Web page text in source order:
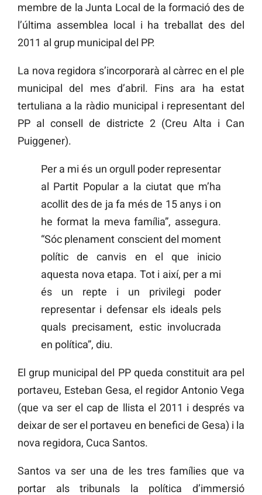
membre de la Junta Local de la formació des de
l’última assemblea local i ha treballat des del
2011 al grup municipal del PP.
La nova regidora s’incorporarà al càrrec en el ple
municipal del mes d’abril. Fins ara ha estat
tertuliana a la ràdio municipal i representant del
PP al consell de districte 2 (Creu Alta i Can
Puiggener).
Per a mi és un orgull poder representar
al Partit Popular a la ciutat que m’ha
acollit des de ja fa més de 15 anys i on
he format la meva família”, assegura.
“Sóc plenament conscient del moment
polític de canvis en el que inicio
aquesta nova etapa. Tot i així, per a mi
és un repte i un privilegi poder
representar i defensar els ideals pels
quals precisament, estic involucrada
en política”, diu.
El grup municipal del PP queda constituit ara pel
portaveu, Esteban Gesa, el regidor Antonio Vega
(que va ser el cap de llista el 2011 i després va
deixar de ser el portaveu en benefici de Gesa) i la
nova regidora, Cuca Santos.
Santos va ser una de les tres famílies que va
portar als tribunals la política d’immersió